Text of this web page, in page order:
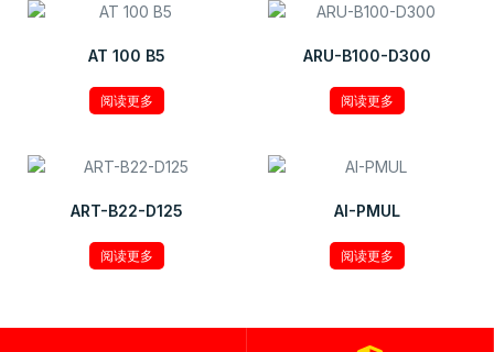
AT 100 B5
阅读更多
ARU-B100-D300
阅读更多
ART-B22-D125
阅读更多
AI-PMUL
阅读更多